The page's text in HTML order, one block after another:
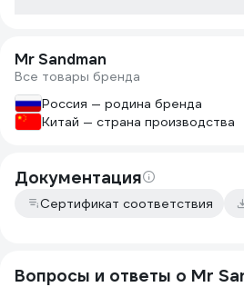
мягкий поворот. Очень
хоть и маленький, но весомый.
отлично срабатывает. В целом
уровне европейских моделей,
немного дороговат, но за
коробка с черными надписями, не
празднично, но сам самокат
достойно для хорошего
Mr Sandman
Все товары бренда
Россия — родина бренда
Китай — страна производства
Документация
Сертификат соответствия
Вопросы и ответы о Mr